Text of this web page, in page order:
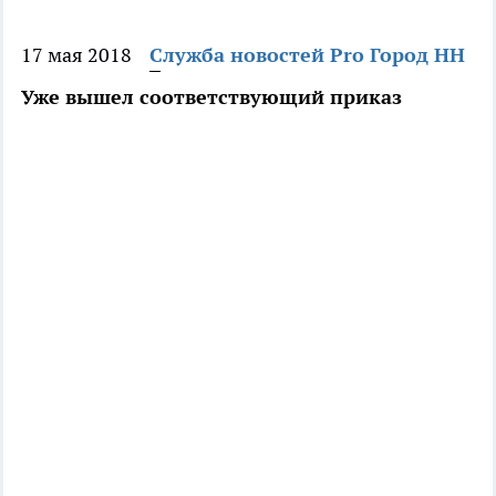
17 мая 2018
Служба новостей Pro Город НН
Уже вышел соответствующий приказ